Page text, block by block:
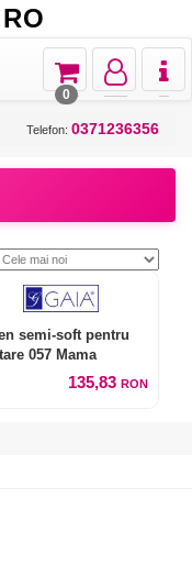
Toggle
Toggle
navigation
Toggle
navigation
0
Telefon: 0371236356
semi-soft pentru
057 Mama
135,83 RON